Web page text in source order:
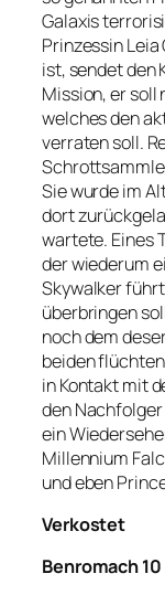
Galaxis
Prinzessin Leia
ist, sendet den
Mission, er soll
welches den
verraten soll.
Sie wurde im
dort
wartete. Eines
der wiederum
Skywalker
überbringen
noch dem
beiden
in Kontakt mit
den
ein
Millennium
und eben
Verkostet
Benromach 10